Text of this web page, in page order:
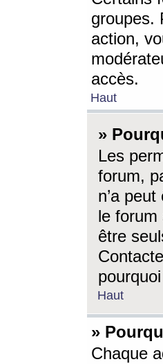
groupes.
action,
accès.
Haut
»
Les
forum,
n’a
le forum
être
Haut
»
Chaque